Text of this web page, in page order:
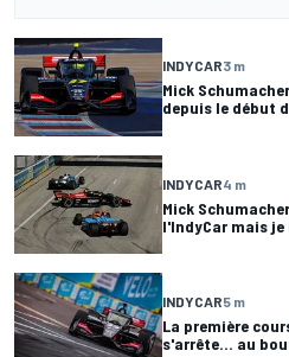
INDYCAR3 m
Mick
depuis le début
INDYCAR4 m
Mick
l'IndyCar mais
INDYCAR5 m
La première
s'arrête... au